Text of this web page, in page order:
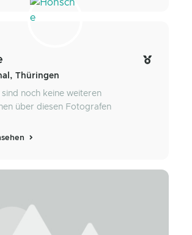
Thüringen
sind noch keine weiteren
über diesen Fotografen